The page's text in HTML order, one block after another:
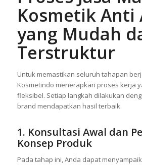
Kosmetik Anti
yang Mudah
Terstruktur
Untuk memastikan seluruh tahapan
Kosmetindo menerapkan proses kerja
fleksibel. Setiap langkah dilakukan
brand mendapatkan hasil terbaik.
1. Konsultasi Awal dan
Konsep Produk
Pada tahap ini, Anda dapat